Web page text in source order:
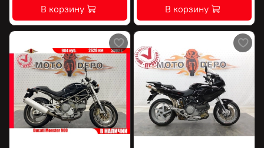
В корзину В корзину